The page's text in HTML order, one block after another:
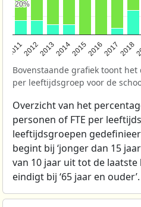
20112012201320142015201620172018
20%
20%
Bovenstaande grafiek toont
per leeftijdsgroep voor de
Overzicht van het
personen of FTE per
leeftijdsgroepen
begint bij ‘jonger dan 15
van 10 jaar uit tot de
eindigt bij ‘65 jaar en ouder’.